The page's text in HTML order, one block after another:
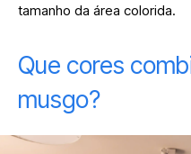
tamanho da área colorida.
Que cores
musgo?